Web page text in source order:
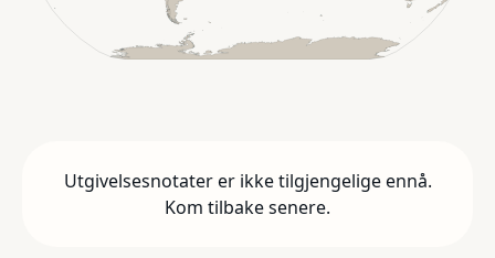
Utgivelsesnotater er ikke tilgjengelige ennå.
Kom tilbake senere.